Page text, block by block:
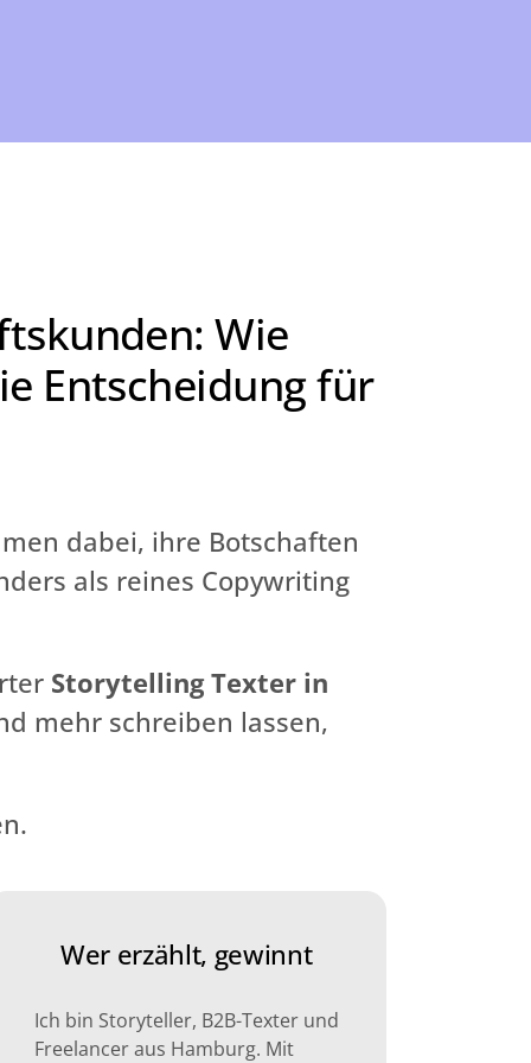
Wie
Entscheidung für
dabei, ihre Botschaften
als reines Copywriting
Storytelling Texter in
mehr schreiben lassen,
Wer erzählt, gewinnt
Ich bin Storyteller, B2B-Texter und
Freelancer aus Hamburg. Mit